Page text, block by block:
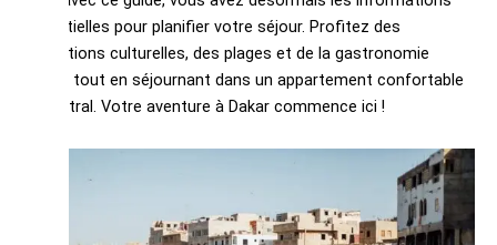
essentielles pour planifier votre séjour. Profitez des
attractions culturelles, des plages et de la gastronomie
locale, tout en séjournant dans un appartement confortable
et central. Votre aventure à Dakar commence ici !